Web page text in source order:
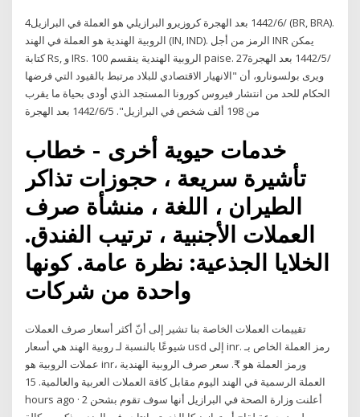
4‏‏/6‏‏/1442 بعد الهجرة كروزيرو البرازيلي هو العملة في البرازيل (BR, BRA).
الروبية الهندية هو العملة في الهند (IN, IND). الرمز من أجل INR يمكن
كتابة Rs, و IRs. الروبية الهندية ينقسم 100 paise. 27‏‏/5‏‏/1442 بعد الهجرة
ويرى بولسونارو، أن "الانهيار الاقتصادي للبلاد مرتبط بالقيود التي فرضها
الحكام للحد من انتشار فيروس كورونا المستجد الذي أودى بحياة ما يقرب
من 198 ألف شخص في البرازيل". 5‏‏/6‏‏/1442 بعد الهجرة
خدمات حيوية أخرى - خطاب
تأشيرة سريعة ، حجوزات تذاكر
الطيران ، اللغة ، منشأة صرف
العملات الأجنبية ، ترتيب الفندق.
الخلايا الجذعية: نظرة عامة. كونها
تقييمات العملات الخاصة بنا تشير إلى أنّ أكثر أسعار صرف العملات
شيوعًا بالنسبة لـ روبية الهند هي أسعار usd إلى inr. رمز العملة الخاص بـ
عملات الروبية هو inr، ورمز العملة هو ₹. سعر صرف الروبية الهندية
العملة الرسمية في الهند اليوم مقابل كافة العملات العربية والعالمية. 15
hours ago · أعلنت وزارة الصحة في البرازيل أنها سوف تقوم بشحن 2